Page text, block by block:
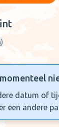
)
datum of
een andere